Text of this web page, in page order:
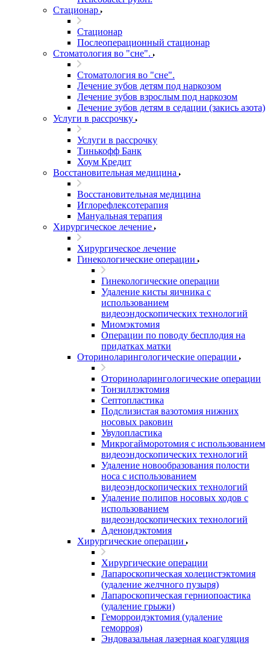
Стационар
Стационар
Послеоперационный стационар
Стоматология во "сне".
Стоматология во "сне".
Лечение зубов детям под наркозом
Лечение зубов взрослым под наркозом
Лечение зубов детям в седации (закись азота)
Услуги в рассрочку
Услуги в рассрочку
Тинькофф Банк
Хоум Кредит
Восстановительная медицина
Восстановительная медицина
Иглорефлексотерапия
Мануальная терапия
Хирургическое лечение
Хирургическое лечение
Гинекологические операции
Гинекологические операции
Удаление кисты яичника с
использованием
видеоэндоскопических технологий
Миомэктомия
Операции по поводу бесплодия на
придатках матки
Оториноларингологические операции
Оториноларингологические операции
Тонзиллэктомия
Септопластика
Подслизистая вазотомия нижних
носовых раковин
Увулопластика
Микрогайморотомия с использованием
видеоэндоскопических технологий
Удаление новообразования полости
носа с использованием
видеоэндоскопических технологий
Удаление полипов носовых ходов с
использованием
видеоэндоскопических технологий
Аденоидэктомия
Хирургические операции
Хирургические операции
Лапароскопическая холецистэктомия
(удаление желчного пузыря)
Лапароскопическая герниопоастика
(удаление грыжи)
Геморроидэктомия (удаление
геморроя)
Эндовазальная лазерная коагуляция